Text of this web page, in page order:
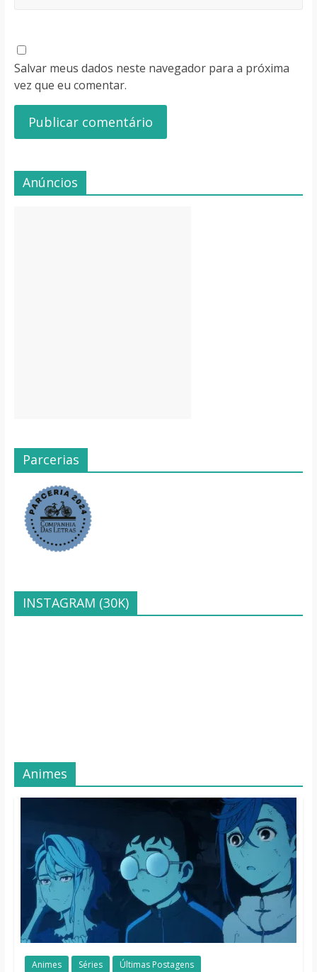
Salvar meus dados neste navegador para a próxima
vez que eu comentar.
Anúncios
Parcerias
INSTAGRAM (30K)
Animes
Animes Séries Últimas Postagens